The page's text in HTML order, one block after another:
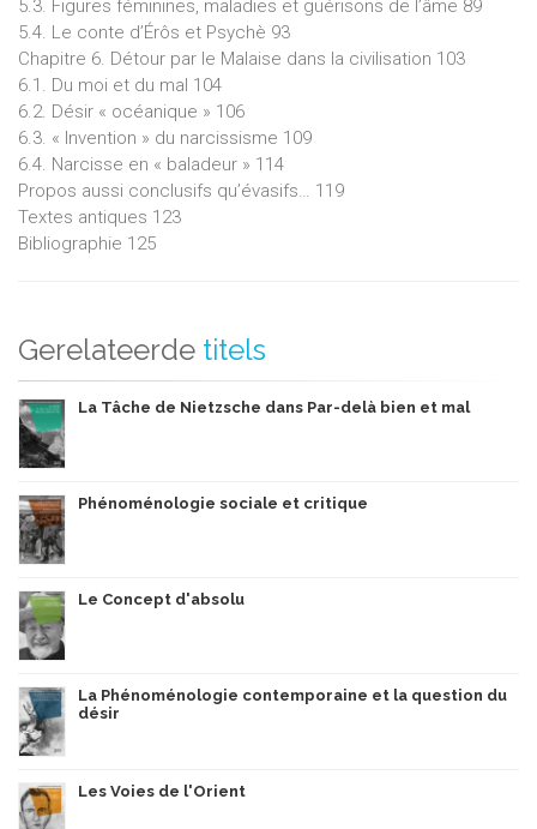
5.3. Figures féminines, maladies et guérisons de l’âme 89
5.4. Le conte d’Érôs et Psychè 93
Chapitre 6. Détour par le Malaise dans la civilisation 103
6.1. Du moi et du mal 104
6.2. Désir « océanique » 106
6.3. « Invention » du narcissisme 109
6.4. Narcisse en « baladeur » 114
Propos aussi conclusifs qu’évasifs… 119
Textes antiques 123
Bibliographie 125
Gerelateerde titels
La Tâche de Nietzsche dans Par-delà bien et mal
Phénoménologie sociale et critique
Le Concept d'absolu
La Phénoménologie contemporaine et la question du
désir
Les Voies de l'Orient